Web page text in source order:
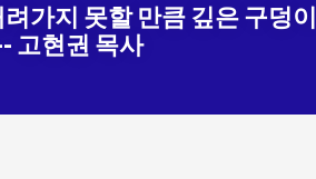
가지 못할 만큼 깊은 구덩이
고현권 목사